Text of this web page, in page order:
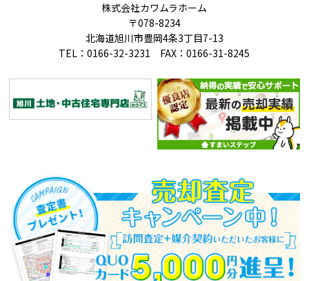
株式会社カワムラホーム
〒078-8234
北海道旭川市豊岡4条3丁目7-13
TEL：0166-32-3231 FAX：0166-31-8245